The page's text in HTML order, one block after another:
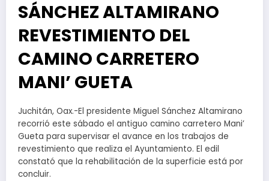
SÁNCHEZ ALTAMIRANO
REVESTIMIENTO DEL
CAMINO CARRETERO
MANI’ GUETA
Juchitán, Oax.-El presidente Miguel Sánchez Altamirano
recorrió este sábado el antiguo camino carretero Mani’
Gueta para supervisar el avance en los trabajos de
revestimiento que realiza el Ayuntamiento. El edil
constató que la rehabilitación de la superficie está por
concluir.